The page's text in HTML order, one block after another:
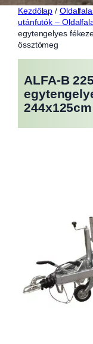
Kezdőlap /
utánfutók –
egytengelyes
össztömeg
ALFA-B